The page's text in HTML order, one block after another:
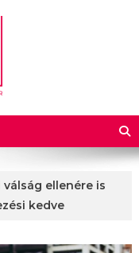
ellenére is
kedve